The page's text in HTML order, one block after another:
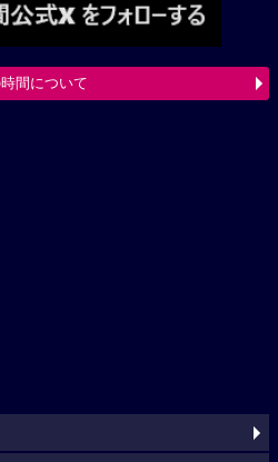
間について